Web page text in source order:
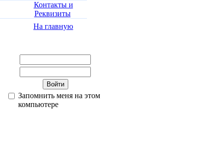
Контакты и
Реквизиты
На главную
Запомнить меня на этом
компьютере